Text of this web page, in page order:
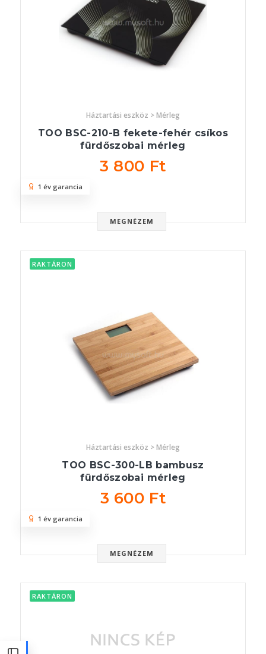
Háztartási eszköz > Mérleg
TOO BSC-210-B fekete-fehér csíkos
fürdőszobai mérleg
3 800 Ft
MEGNÉZEM
1 év garancia
RAKTÁRON
Háztartási eszköz > Mérleg
TOO BSC-300-LB bambusz
fürdőszobai mérleg
3 600 Ft
MEGNÉZEM
1 év garancia
RAKTÁRON